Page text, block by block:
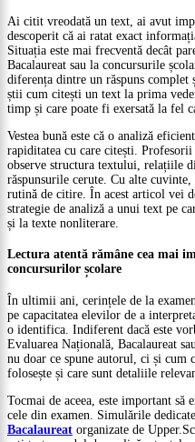
Ai citit vreodată un text, ai avut
descoperit că ai ratat exact
Situația este mai frecventă decât
Bacalaureat sau la concursurile
diferența dintre un răspuns complet
știi cum citești un text la prima
timp și care poate fi exersată la fel
Vestea bună este că o analiză
rapiditatea cu care citești.
observe structura textului, relațiile
răspunsurile cerute. Cu alte
rutină de citire. În acest articol vei
strategie de analiză a unui text pe
și la texte nonliterare.
Lectura atentă rămâne cea mai
concursurilor școlare
În ultimii ani, cerințele de la
pe capacitatea elevilor de a
o identifica. Indiferent dacă este
Evaluarea Națională, Bacalaureat
nu doar ce spune autorul, ci și cum
folosește și care sunt detaliile
Tocmai de aceea, este important
cele din examen. Simulările
Bacalaureat organizate de